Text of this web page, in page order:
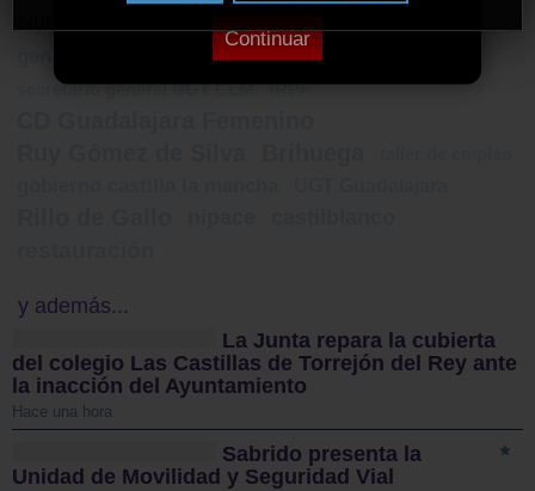
Continuar
senderismo.es Guadalajara
secretario general UGT CLM IRPF
y además...
La Junta repara la cubierta
del colegio Las Castillas de Torrejón del Rey ante
la inacción del Ayuntamiento
Hace una hora
Sabrido presenta la
Unidad de Movilidad y Seguridad Vial